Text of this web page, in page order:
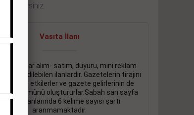
Vasıta İlanı
sayfa ilanlar alım- satım, duyuru, mini reklam
ifade edilebilen ilanlardır. Gazetelerin tirajını
ölçüde etkilerler ve gazete gelirlerinin de
bir bölümünü oluştururlar.Sabah sarı sayfa
eleman ilanlarında 6 kelime sayısı şartı
aranmamaktadır.